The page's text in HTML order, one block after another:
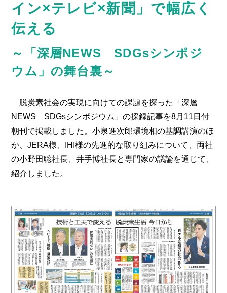
CASE STUDY BOOK
読売KODOMO新聞
読売中高生新聞
THE JAPAN NEWS
marie claire
各種デジタル広告
ENGLISH site
ニュースレター登録
取引広告会社ページ
イン×テレビ×新聞」で幅広く
伝える
～「深層NEWS SDGsシンポジ
ウム」の舞台裏～
脱炭素社会の実現に向けての課題を探った「深層
NEWS SDGsシンポジウム」の採録記事を8月11日付
朝刊で掲載しました。小泉進次郎環境相の基調講演のほ
か、JERA様、IHI様の先進的な取り組みについて、両社
の小野田聡社長、井手博社長と専門家の議論を通じて、
紹介しました。